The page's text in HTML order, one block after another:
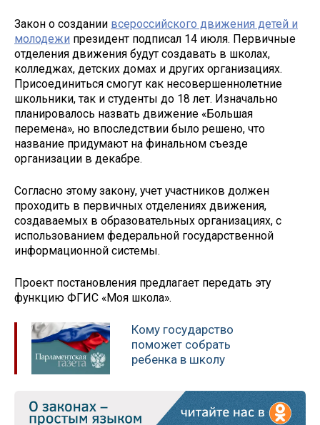
Закон о создании всероссийского движения детей и
молодежи президент подписал 14 июля. Первичные
отделения движения будут создавать в школах,
колледжах, детских домах и других организациях.
Присоединиться смогут как несовершеннолетние
школьники, так и студенты до 18 лет. Изначально
планировалось назвать движение «Большая
перемена», но впоследствии было решено, что
название придумают на финальном съезде
организации в декабре.
Согласно этому закону, учет участников должен
проходить в первичных отделениях движения,
создаваемых в образовательных организациях, с
использованием федеральной государственной
информационной системы.
Проект постановления предлагает передать эту
функцию ФГИС «Моя школа».
Кому государство
поможет собрать
ребенка в школу